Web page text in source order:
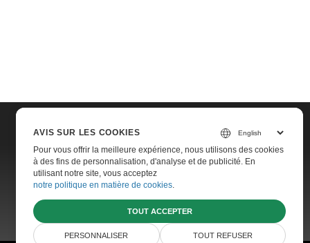
Home
Contact
Websites
AVIS SUR LES COOKIES
Pour vous offrir la meilleure expérience, nous utilisons des cookies
à des fins de personnalisation, d'analyse et de publicité. En
utilisant notre site, vous acceptez
notre politique en matière de cookies.
TOUT ACCEPTER
PERSONNALISER TOUT REFUSER